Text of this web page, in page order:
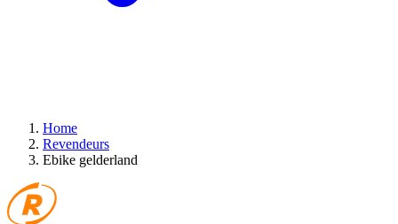
Home
Revendeurs
Ebike gelderland